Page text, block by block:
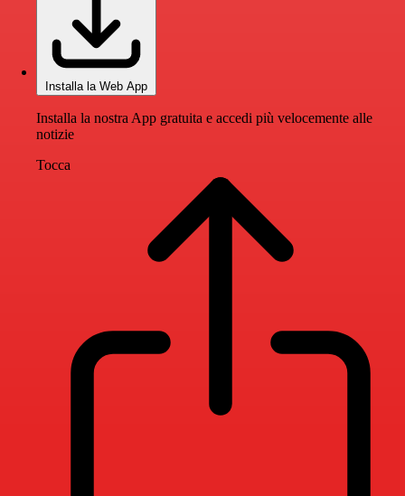
Installa la Web App
Installa la nostra App gratuita e accedi più velocemente alle
notizie
Tocca